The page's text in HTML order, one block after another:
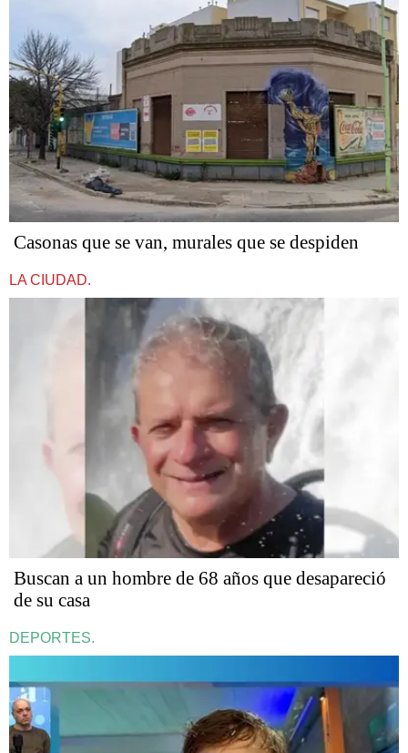
Casonas que se van, murales que se despiden
LA CIUDAD.
Buscan a un hombre de 68 años que desapareció
de su casa
DEPORTES.